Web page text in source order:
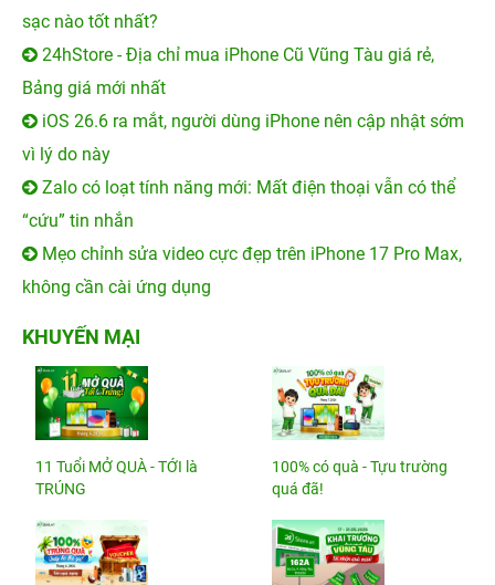
sạc nào tốt nhất?
24hStore - Địa chỉ mua iPhone Cũ Vũng Tàu giá rẻ,
Bảng giá mới nhất
iOS 26.6 ra mắt, người dùng iPhone nên cập nhật sớm
vì lý do này
Zalo có loạt tính năng mới: Mất điện thoại vẫn có thể
“cứu” tin nhắn
Mẹo chỉnh sửa video cực đẹp trên iPhone 17 Pro Max,
không cần cài ứng dụng
KHUYẾN MẠI
11 Tuổi MỞ QUÀ - TỚI là
TRÚNG
100% có quà - Tựu trường
quá đã!